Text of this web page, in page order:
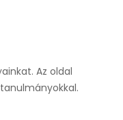
Az oldal